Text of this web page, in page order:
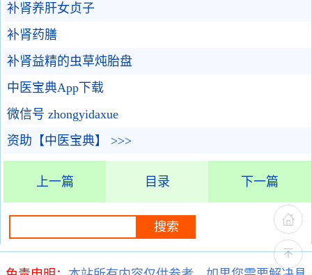
补肾养肝女贞子
补肾药膳
补肾益精的虫草炖胎盘
中医宝典App下载
微信号 zhongyidaxue
资助【中医宝典】 >>>
上一篇 目录 下一篇